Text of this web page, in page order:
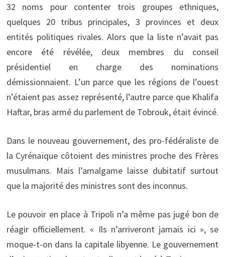
32 noms pour contenter trois groupes ethniques,
quelques 20 tribus principales, 3 provinces et deux
entités politiques rivales. Alors que la liste n’avait pas
encore été révélée, deux membres du conseil
présidentiel en charge des nominations
démissionnaient. L’un parce que les régions de l’ouest
n’étaient pas assez représenté, l’autre parce que Khalifa
Haftar, bras armé du parlement de Tobrouk, était évincé.
Dans le nouveau gouvernement, des pro-fédéraliste de
la Cyrénaïque côtoient des ministres proche des Frères
musulmans. Mais l’amalgame laisse dubitatif surtout
que la majorité des ministres sont des inconnus.
Le pouvoir en place à Tripoli n’a même pas jugé bon de
réagir officiellement. « Ils n’arriveront jamais ici », se
moque-t-on dans la capitale libyenne. Le gouvernement